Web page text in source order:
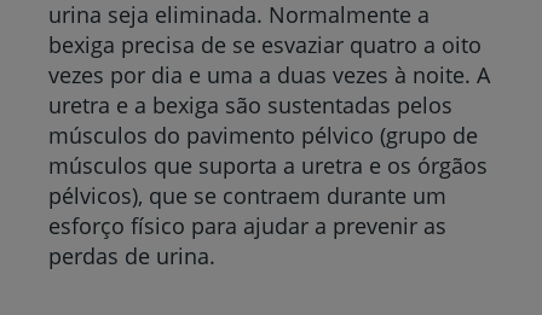
urina seja eliminada. Normalmente a
bexiga precisa de se esvaziar quatro a oito
vezes por dia e uma a duas vezes à noite. A
uretra e a bexiga são sustentadas pelos
músculos do pavimento pélvico (grupo de
músculos que suporta a uretra e os órgãos
pélvicos), que se contraem durante um
esforço físico para ajudar a prevenir as
perdas de urina.